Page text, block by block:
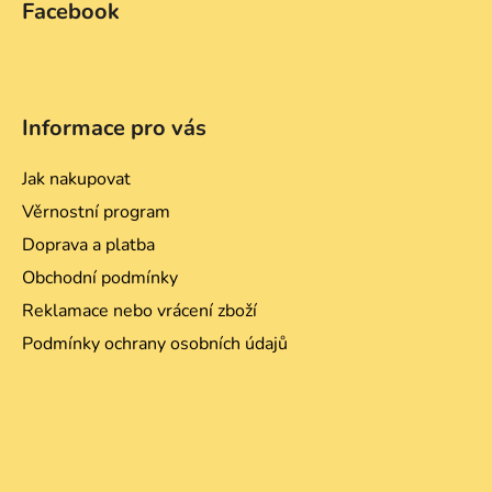
Facebook
Informace pro vás
Jak nakupovat
Věrnostní program
Doprava a platba
Obchodní podmínky
Reklamace nebo vrácení zboží
Podmínky ochrany osobních údajů